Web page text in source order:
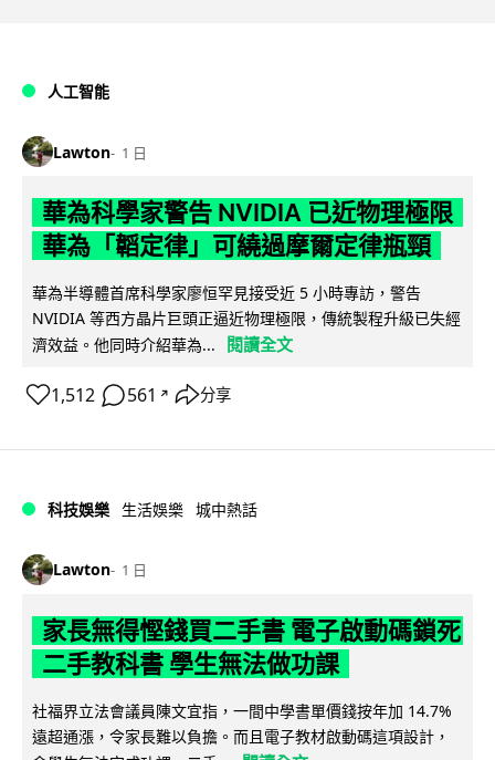
人工智能
Lawton 1 日
華為科學家警告 NVIDIA 已近物理極限
華為「韜定律」可繞過摩爾定律瓶頸
華為半導體首席科學家廖恒罕見接受近 5 小時專訪，警告
NVIDIA 等西方晶片巨頭正逼近物理極限，傳統製程升級已失經
濟效益。他同時介紹華為...
閱讀全文
1,512 561 ↗ 分享
科技娛樂 生活娛樂 城中熱話
Lawton 1 日
家長無得慳錢買二手書 電子啟動碼鎖死
二手教科書 學生無法做功課
社福界立法會議員陳文宜指，一間中學書單價錢按年加 14.7%
遠超通漲，令家長難以負擔。而且電子教材啟動碼這項設計，